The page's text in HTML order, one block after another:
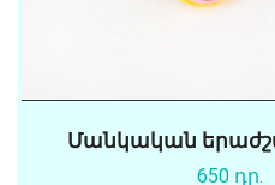
Մանկական
650 դր.